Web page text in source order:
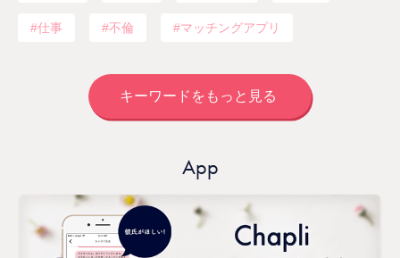
仕事 不倫 マッチングアプリ
キーワードをもっと見る
App